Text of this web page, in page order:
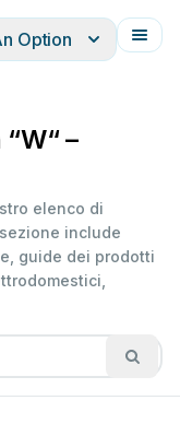
Option
–
elenco di
include
guide dei prodotti